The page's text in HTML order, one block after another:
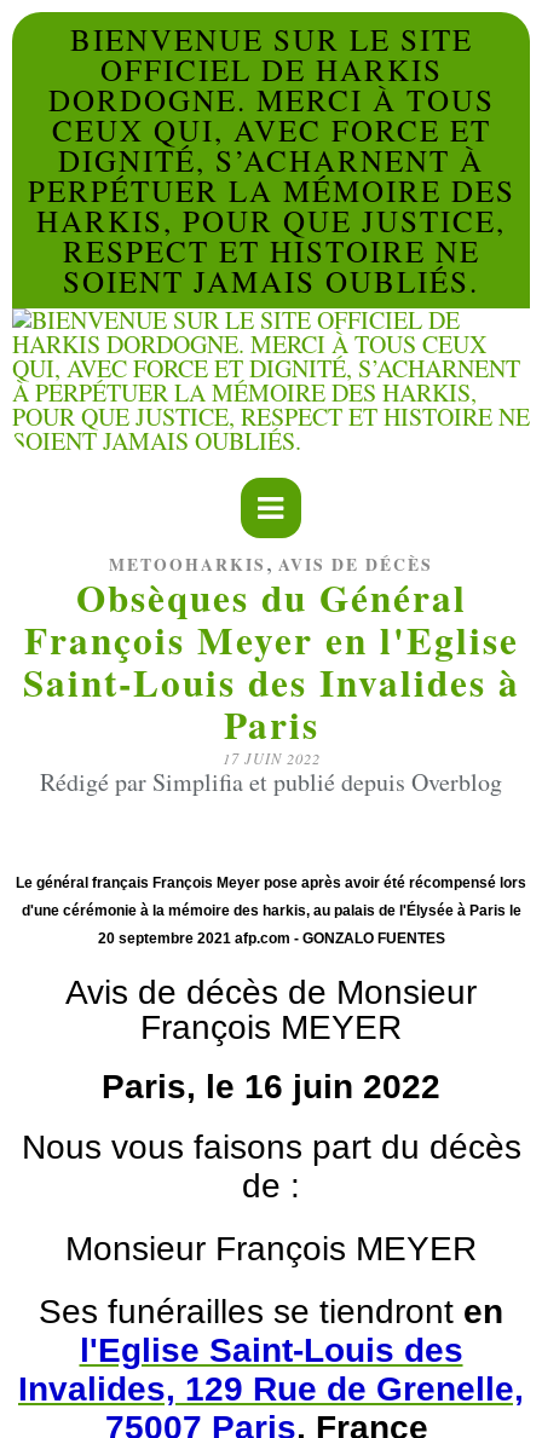
BIENVENUE SUR LE SITE
OFFICIEL DE HARKIS
DORDOGNE. MERCI À TOUS
CEUX QUI, AVEC FORCE ET
DIGNITÉ, S’ACHARNENT À
PERPÉTUER LA MÉMOIRE DES
HARKIS, POUR QUE JUSTICE,
RESPECT ET HISTOIRE NE
SOIENT JAMAIS OUBLIÉS.
METOOHARKIS , AVIS DE DÉCÈS
Obsèques du Général
François Meyer en l'Eglise
Saint-Louis des Invalides à
Paris
17 JUIN 2022
Rédigé par Simplifia et publié depuis Overblog
Le général français François Meyer pose après avoir été récompensé lors
d'une cérémonie à la mémoire des harkis, au palais de l'Élysée à Paris le
20 septembre 2021 afp.com - GONZALO FUENTES
Avis de décès de Monsieur
François MEYER
Paris, le 16 juin 2022
Nous vous faisons part du décès
de :
Monsieur François MEYER
Ses funérailles se tiendront en
l'Eglise Saint-Louis des
Invalides, 129 Rue de Grenelle,
75007 Paris, France